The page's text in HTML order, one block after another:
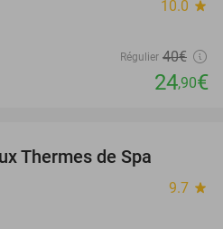
10.0 star
Régulier 40€
24,90€
Thermes de Spa
9.7 star